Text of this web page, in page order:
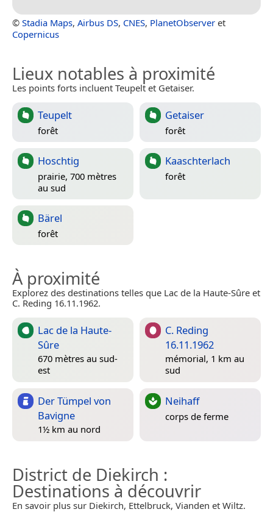
© Stadia Maps, Airbus DS, CNES, PlanetObserver et
Copernicus
Lieux notables à proximité
Les points forts incluent Teupelt et Getaiser.
Teupelt
forêt
Getaiser
forêt
Hoschtig
prairie, 700 mètres
au sud
Kaaschterlach
forêt
Bärel
forêt
À proximité
Explorez des destinations telles que Lac de la Haute-Sûre et
C. Reding 16.11.1962.
Lac de la Haute-
Sûre
670 mètres au sud-
est
C. Reding
16.11.1962
mémorial, 1 km au
sud
Der Tümpel von
Bavigne
1½ km au nord
Neihaff
corps de ferme
District de Diekirch :
Destinations à découvrir
En savoir plus sur Diekirch, Ettelbruck, Vianden et Wiltz.